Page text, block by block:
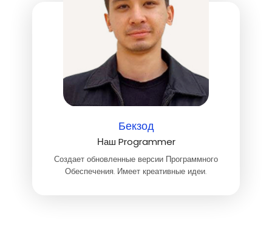
Бекзод
Наш Programmer
Создает обновленные версии Программного
Обеспечения. Имеет креативные идеи.